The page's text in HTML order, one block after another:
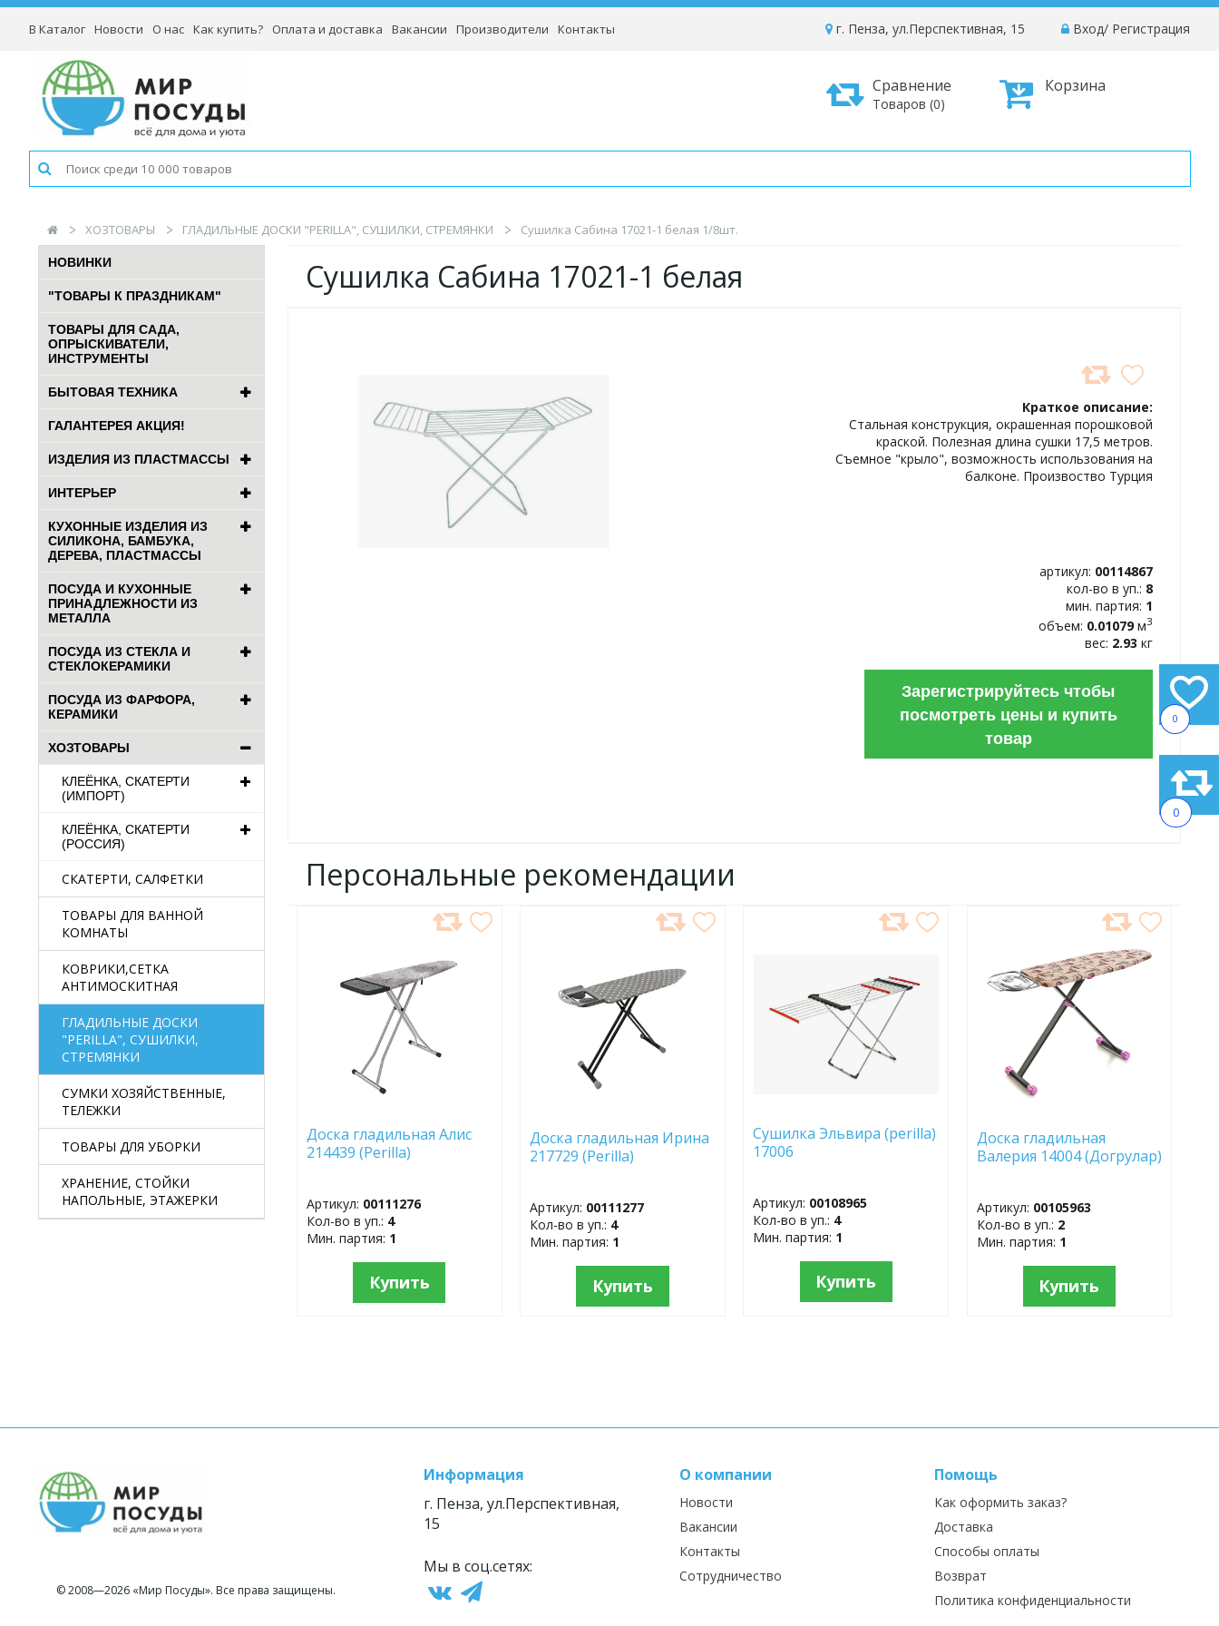
0
0
В Каталог Новости О нас Как купить? Оплата и доставка Вакансии Производители Контакты Вход/ Регистрация
г. Пенза, ул.Перспективная, 15
Корзина
Сравнение
Товаров (0)
ХОЗТОВАРЫ ГЛАДИЛЬНЫЕ ДОСКИ "PERILLA", СУШИЛКИ, СТРЕМЯНКИ Сушилка Сабина 17021-1 белая 1/8шт.
НОВИНКИ
"ТОВАРЫ К ПРАЗДНИКАМ"
ТОВАРЫ ДЛЯ САДА,
ОПРЫСКИВАТЕЛИ,
ИНСТРУМЕНТЫ
БЫТОВАЯ ТЕХНИКА
ГАЛАНТЕРЕЯ АКЦИЯ!
ИЗДЕЛИЯ ИЗ ПЛАСТМАССЫ
ИНТЕРЬЕР
КУХОННЫЕ ИЗДЕЛИЯ ИЗ
СИЛИКОНА, БАМБУКА,
ДЕРЕВА, ПЛАСТМАССЫ
ПОСУДА И КУХОННЫЕ
ПРИНАДЛЕЖНОСТИ ИЗ
МЕТАЛЛА
ПОСУДА ИЗ СТЕКЛА И
СТЕКЛОКЕРАМИКИ
ПОСУДА ИЗ ФАРФОРА,
КЕРАМИКИ
ХОЗТОВАРЫ
КЛЕЁНКА, СКАТЕРТИ
(ИМПОРТ)
КЛЕЁНКА, СКАТЕРТИ
(РОССИЯ)
СКАТЕРТИ, САЛФЕТКИ
ТОВАРЫ ДЛЯ ВАННОЙ
КОМНАТЫ
КОВРИКИ,СЕТКА
АНТИМОСКИТНАЯ
ГЛАДИЛЬНЫЕ ДОСКИ
"PERILLA", СУШИЛКИ,
СТРЕМЯНКИ
СУМКИ ХОЗЯЙСТВЕННЫЕ,
ТЕЛЕЖКИ
ТОВАРЫ ДЛЯ УБОРКИ
ХРАНЕНИЕ, СТОЙКИ
НАПОЛЬНЫЕ, ЭТАЖЕРКИ
Сушилка Сабина 17021-1 белая
Краткое описание:
Стальная конструкция, окрашенная порошковой
краской. Полезная длина сушки 17,5 метров.
Съемное "крыло", возможность использования на
балконе. Произвоство Турция
артикул: 00114867
кол-во в уп.: 8
мин. партия: 1
объем: 0.01079м3
вес: 2.93 кг
Зарегистрируйтесь чтобы
посмотреть цены и купить
товар
Персональные рекомендации
Доска гладильная Алис
214439 (Perilla)
Артикул: 00111276
Кол-во в уп.: 4
Мин. партия: 1
Купить
Доска гладильная Ирина
217729 (Perilla)
Артикул: 00111277
Кол-во в уп.: 4
Мин. партия: 1
Купить
Сушилка Эльвира (perilla)
17006
Артикул: 00108965
Кол-во в уп.: 4
Мин. партия: 1
Купить
ИЗБРАННОЕ
Доска гладильная
Валерия 14004 (Догрулар)
Артикул: 00105963
Кол-во в уп.: 2
Мин. партия: 1
Купить
© 2008—2026 «Мир Посуды». Все права защищены.
Информация
г. Пенза, ул.Перспективная,
15
Мы в соц.сетях:
О компании
Новости
Вакансии
Контакты
Сотрудничество
Помощь
Как оформить заказ?
Доставка
Способы оплаты
Возврат
Политика конфиденциальности